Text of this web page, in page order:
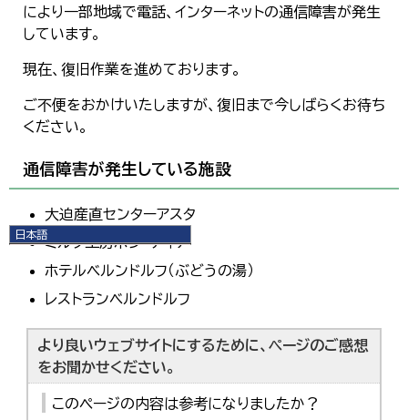
日本語
English
简体中文
により一部地域で電話、インターネットの通信障害が発生
しています。
現在、復旧作業を進めております。
ご不便をおかけいたしますが、復旧まで今しばらくお待ち
ください。
通信障害が発生している施設
大迫産直センターアスタ
ミルク工房ボン・ディア
ホテルベルンドルフ（ぶどうの湯）
レストランベルンドルフ
より良いウェブサイトにするために、ページのご感想
をお聞かせください。
このページの内容は参考になりましたか？